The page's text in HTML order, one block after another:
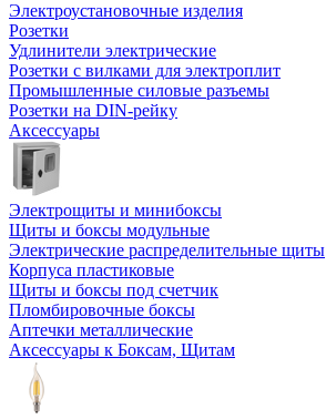
Электроустановочные изделия
Розетки
Удлинители электрические
Розетки с вилками для электроплит
Промышленные силовые разъемы
Розетки на DIN-рейку
Аксессуары
Электрощиты и минибоксы
Щиты и боксы модульные
Электрические распределительные щиты
Корпуса пластиковые
Щиты и боксы под счетчик
Пломбировочные боксы
Аптечки металлические
Аксессуары к Боксам, Щитам